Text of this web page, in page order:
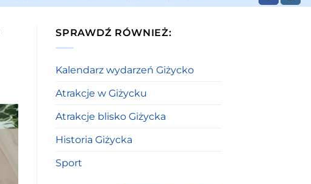
SPRAWDŹ RÓWNIEŻ:
Kalendarz wydarzeń Giżycko
Atrakcje w Giżycku
Atrakcje blisko Giżycka
Historia Giżycka
Sport